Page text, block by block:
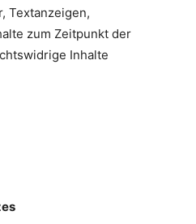
Textanzeigen,
zum Zeitpunkt der
Inhalte